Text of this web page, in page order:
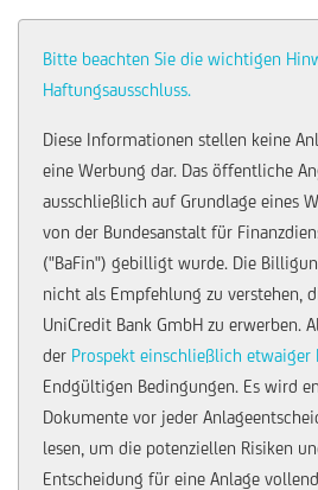
Bitte beachten Sie die wichtigen
Haftungsausschluss.
Diese Informationen stellen keine
eine Werbung dar. Das öffentliche
ausschließlich auf Grundlage eines
von der Bundesanstalt für
("BaFin") gebilligt wurde. Die
nicht als Empfehlung zu verstehen,
UniCredit Bank GmbH zu erwerben.
der Prospekt einschließlich etwaiger
Endgültigen Bedingungen. Es wird
Dokumente vor jeder
lesen, um die potenziellen Risiken
Entscheidung für eine Anlage